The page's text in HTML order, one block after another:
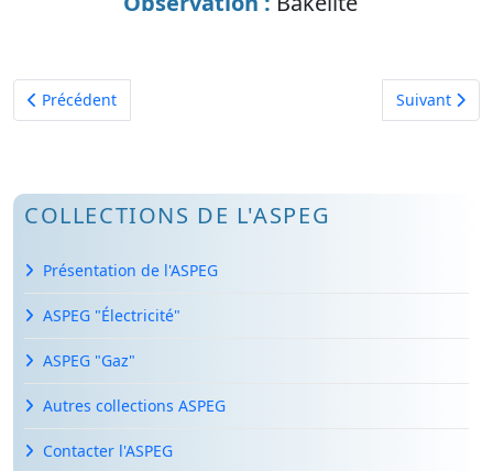
Article précédent : Galvanom7tre à lecture directe
Précédent Article
Suivant
COLLECTIONS DE L'ASPEG
Présentation de l'ASPEG
ASPEG "Électricité"
ASPEG "Gaz"
Autres collections ASPEG
Contacter l'ASPEG